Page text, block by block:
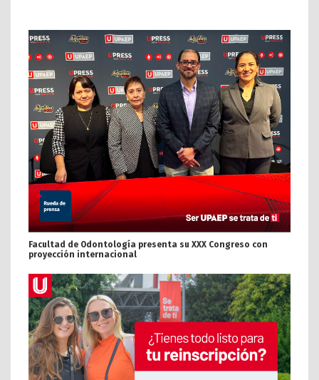
Facultad de Odontología presenta su XXX Congreso con
proyección internacional